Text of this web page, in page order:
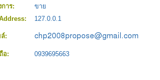
การ:
ขาย
127.0.0.1
ล์:
อ:
0939695663